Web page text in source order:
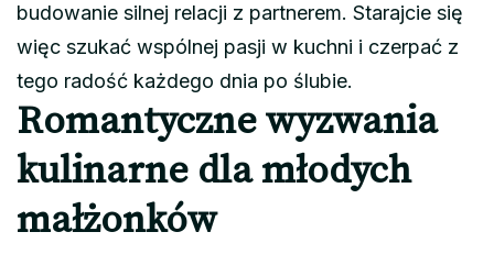
budowanie silnej relacji z partnerem. Starajcie się
więc szukać wspólnej pasji w kuchni i czerpać z
tego radość każdego dnia po ślubie.
Romantyczne wyzwania
kulinarne dla młodych
małżonków